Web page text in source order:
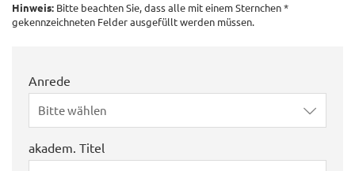
Hinweis: Bitte beachten Sie, dass alle mit einem Sternchen *
gekennzeichneten Felder ausgefüllt werden müssen.
Anrede
Bitte wählen
akadem. Titel